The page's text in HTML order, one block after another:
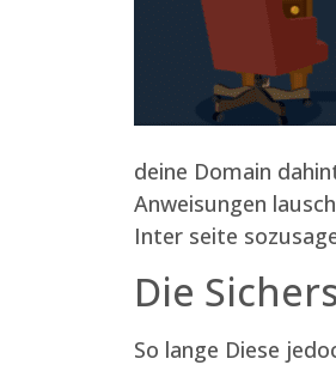
deine Domain
Anweisungen
Inter seite
Die
So lange Diese